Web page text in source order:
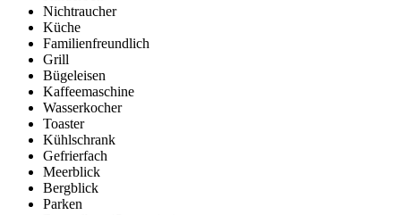
Nichtraucher
Küche
Familienfreundlich
Grill
Bügeleisen
Kaffeemaschine
Wasserkocher
Toaster
Kühlschrank
Gefrierfach
Meerblick
Bergblick
Parken